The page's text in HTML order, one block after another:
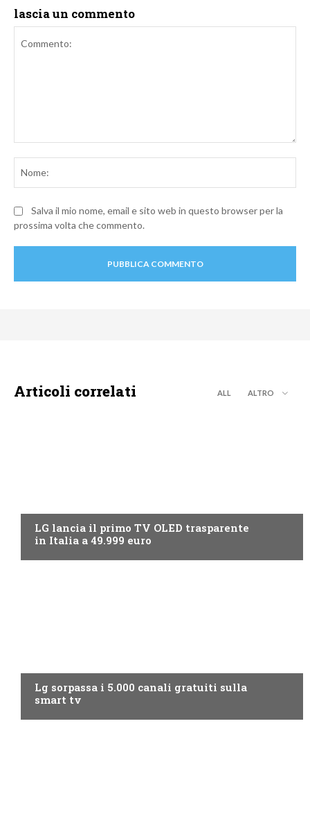
lascia un commento
Salva il mio nome, email e sito web in questo browser per la
prossima volta che commento.
Articoli correlati ALL ALTRO
LG lancia il primo TV OLED trasparente
in Italia a 49.999 euro
Lg sorpassa i 5.000 canali gratuiti sulla
smart tv